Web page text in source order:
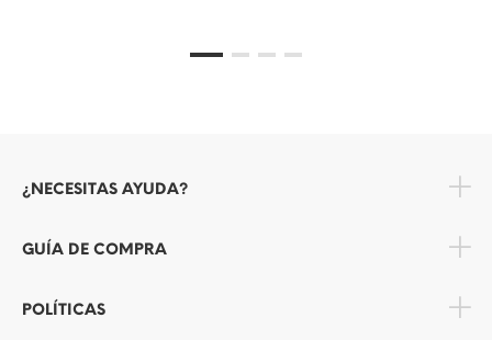
¿NECESITAS AYUDA?
GUÍA DE COMPRA
POLÍTICAS